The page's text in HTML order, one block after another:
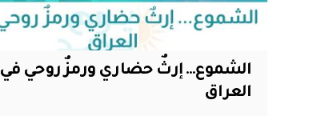
الشموع… إرثٌ حضاري ورمزٌ روحي في
العراق